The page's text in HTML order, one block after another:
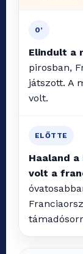
0’
Elindult a
pirosban,
játszott. A
volt.
ELŐTTE
Haaland
volt a